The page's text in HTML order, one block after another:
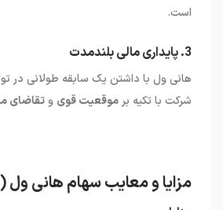
است.
3. پایداری مالی بلندمدت
هانی ول با داشتن یک سابقه طولانی در
شرکت با تکیه بر موقعیت قوی وتقاضای
مزایا و معایب سهام هانی ول (Honeywell)